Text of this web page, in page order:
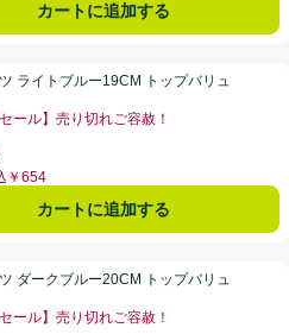
カートに追加する
トップバリュ
。
ライトブルー19CM トップバリュ
ール】売り切れご容赦！
￥654
カートに追加する
トップバリュ
。
ダークブルー20CM トップバリュ
ール】売り切れご容赦！